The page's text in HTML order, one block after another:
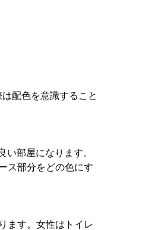
配色を意識すること
部屋になります。
ス部分をどの色にす
ます。女性はトイレ